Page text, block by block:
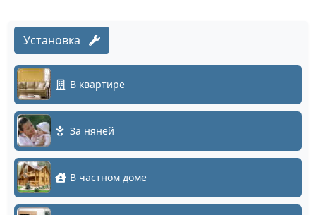
Установка
В квартире
За няней
В частном доме